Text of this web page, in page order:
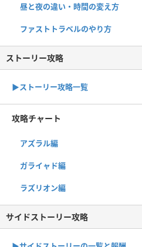
昼と夜の違い・時間の変え方
ファストトラベルのやり方
ストーリー攻略
▶︎ストーリー攻略一覧
攻略チャート
アズラル編
ガライャド編
ラズリオン編
サイドストーリー攻略